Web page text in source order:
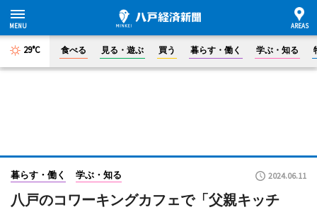
29°C 食べる 見る・遊ぶ 買う 暮らす・働く 学ぶ・知る
暮らす・働く 学ぶ・知る 2024.06.11
八戸のコワーキングカフェで「父親キッチ